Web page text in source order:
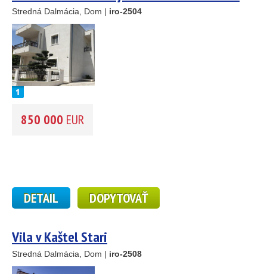
sea – Kaštel Kambelovac
Stredná Dalmácia, Dom | iro-2504
850 000 EUR
DETAIL DOPYTOVAŤ
Vila v Kaštel Stari
Stredná Dalmácia, Dom | iro-2508